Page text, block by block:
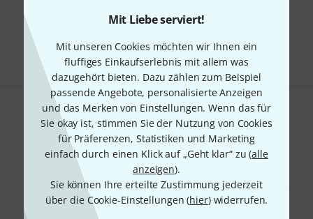
Mit Liebe serviert!
Mit unseren Cookies möchten wir Ihnen ein
fluffiges Einkaufserlebnis mit allem was
dazugehört bieten. Dazu zählen zum Beispiel
passende Angebote, personalisierte Anzeigen
und das Merken von Einstellungen. Wenn das für
Sie okay ist, stimmen Sie der Nutzung von Cookies
für Präferenzen, Statistiken und Marketing
einfach durch einen Klick auf „Geht klar“ zu (alle
anzeigen).
Sie können Ihre erteilte Zustimmung jederzeit
über die Cookie-Einstellungen (hier) widerrufen.
Kostenloser Versand ab 29 €
Gefällt Ihnen, was Sie sehen?
Teilen Hilfe & Feedback